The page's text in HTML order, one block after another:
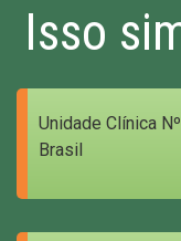
Isso
Unidade Clínica
Brasil